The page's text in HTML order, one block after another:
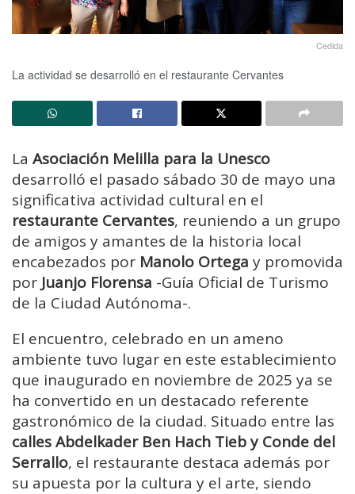
Cedida
La actividad se desarrolló en el restaurante Cervantes
La Asociación Melilla para la Unesco
desarrolló el pasado sábado 30 de mayo una
significativa actividad cultural en el
restaurante Cervantes, reuniendo a un grupo
de amigos y amantes de la historia local
encabezados por Manolo Ortega y promovida
por Juanjo Florensa -Guía Oficial de Turismo
de la Ciudad Autónoma-.
El encuentro, celebrado en un ameno
ambiente tuvo lugar en este establecimiento
que inaugurado en noviembre de 2025 ya se
ha convertido en un destacado referente
gastronómico de la ciudad. Situado entre las
calles Abdelkader Ben Hach Tieb y Conde del
Serrallo, el restaurante destaca además por
su apuesta por la cultura y el arte, siendo